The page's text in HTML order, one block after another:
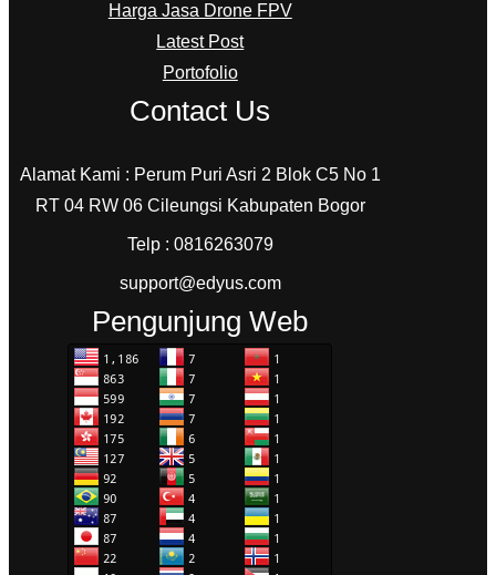
Harga Jasa Drone FPV
Latest Post
Portofolio
Contact Us
Alamat Kami : Perum Puri Asri 2 Blok C5 No 1
RT 04 RW 06 Cileungsi Kabupaten Bogor
Telp : 0816263079
support@edyus.com
Pengunjung Web